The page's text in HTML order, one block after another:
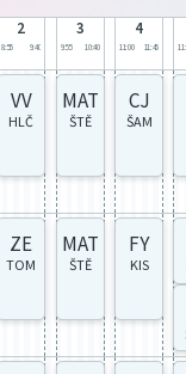
2
8:55 9:40
3
9:55 10:40
4
11:00 11:45
VV
HLČ
MAT
ŠTĚ
CJ
ŠAM
ZE
TOM
MAT
ŠTĚ
FY
KIS